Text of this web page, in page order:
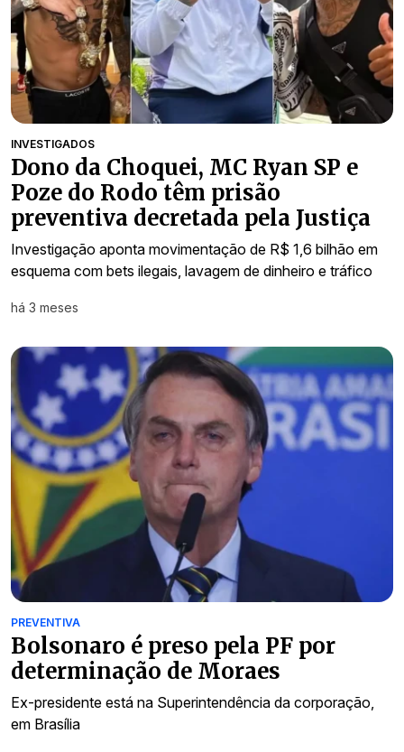
INVESTIGADOS
Dono da Choquei, MC Ryan SP e
Poze do Rodo têm prisão
preventiva decretada pela Justiça
Investigação aponta movimentação de R$ 1,6 bilhão em
esquema com bets ilegais, lavagem de dinheiro e tráfico
há 3 meses
PREVENTIVA
Bolsonaro é preso pela PF por
determinação de Moraes
Ex-presidente está na Superintendência da corporação,
em Brasília